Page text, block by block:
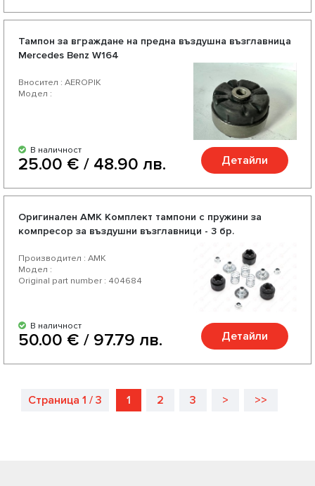
Тампон за вграждане на предна въздушна възглавница
Mercedes Benz W164
Вносител : AEROPIK
Модел :
В наличност
25.00 € / 48.90 лв. Детайли
Оригинален AMK Комплект тампони с пружини за
компресор за въздушни възглавници - 3 бр.
Производител : AMK
Модел :
Original part number : 404684
В наличност
50.00 € / 97.79 лв. Детайли
Страница 1 / 3 1 2 3 > >>